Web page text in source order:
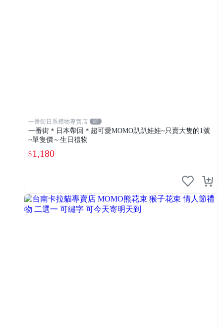
一番街日系禮物專賣店 87
一番街＊日本帶回＊超可愛MOMO趴趴娃娃~只賣大隻的1號
~單隻價～生日禮物
$1,180